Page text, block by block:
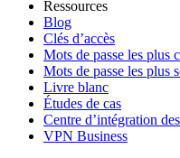
Ressources
Blog
Clés d’accès
Mots de passe les plus
Mots de passe les plus
Livre blanc
Études de cas
Centre d’intégration
VPN Business